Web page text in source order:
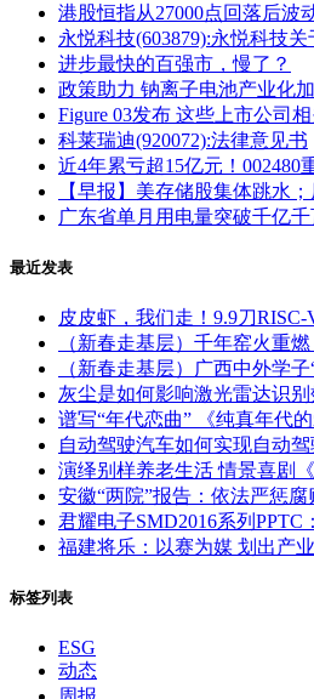
港股恒指从27000点回落后波
永悦科技(603879):永悦科技
进步最快的百强市，慢了？
政策助力 钠离子电池产业化
Figure 03发布 这些上市公司
科莱瑞迪(920072):法律意见书
近4年累亏超15亿元！
【早报】美存储股集体跳水
广东省单月用电量突破千亿
最近发表
皮皮虾，我们走！9.9刀
（新春走基层）千年窑火重
（新春走基层）广西中外学
灰尘是如何影响激光雷达识别
谱写“年代恋曲” 《纯真年代
自动驾驶汽车如何实现自动驾
演绎别样养老生活 情景喜剧
安徽“两院”报告：依法严惩腐
君耀电子SMD2016系列
福建将乐：以赛为媒 划出产
标签列表
ESG
动态